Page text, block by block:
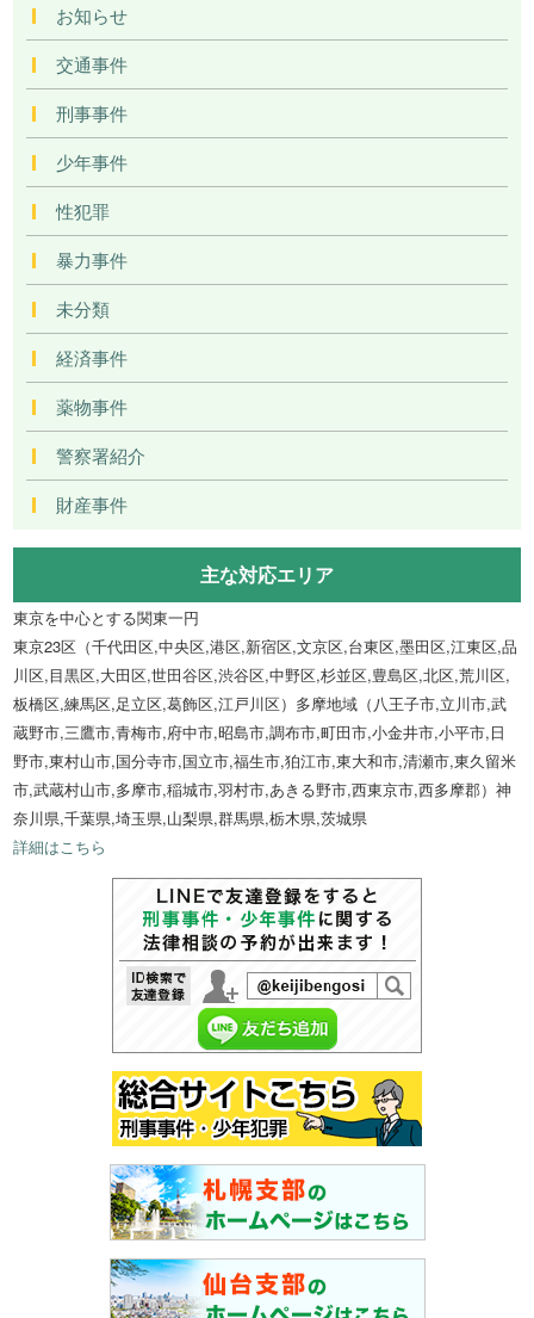
お知らせ
交通事件
刑事事件
少年事件
性犯罪
暴力事件
未分類
経済事件
薬物事件
警察署紹介
財産事件
主な対応エリア
東京を中心とする関東一円
東京23区（千代田区,中央区,港区,新宿区,文京区,台東区,墨田区,江東区,品
川区,目黒区,大田区,世田谷区,渋谷区,中野区,杉並区,豊島区,北区,荒川区,
板橋区,練馬区,足立区,葛飾区,江戸川区）多摩地域（八王子市,立川市,武
蔵野市,三鷹市,青梅市,府中市,昭島市,調布市,町田市,小金井市,小平市,日
野市,東村山市,国分寺市,国立市,福生市,狛江市,東大和市,清瀬市,東久留米
市,武蔵村山市,多摩市,稲城市,羽村市,あきる野市,西東京市,西多摩郡）神
奈川県,千葉県,埼玉県,山梨県,群馬県,栃木県,茨城県
詳細はこちら